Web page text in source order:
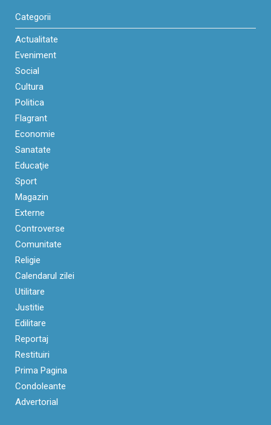
Categorii
Actualitate
Eveniment
Social
Cultura
Politica
Flagrant
Economie
Sanatate
Educaţie
Sport
Magazin
Externe
Controverse
Comunitate
Religie
Calendarul zilei
Utilitare
Justitie
Edilitare
Reportaj
Restituiri
Prima Pagina
Condoleante
Advertorial